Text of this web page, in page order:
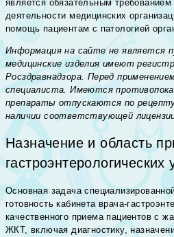
является обязательным
деятельности медицинских
помощь пациентам с патологией
Информация на сайте не является
медицинские изделия имеют
Росздравнадзора. Перед
специалиста. Имеются
препараты отпускаются по
наличии соответствующей
Назначение и область
гастроэнтерологических
Основная задача
готовность кабинета врача-
качественного приема пациентов с
ЖКТ, включая диагностику,